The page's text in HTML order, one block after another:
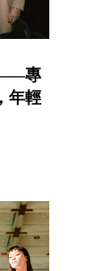
——專
年輕